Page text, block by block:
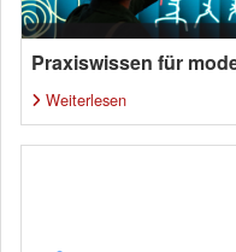
Praxiswissen für
Weiterlesen